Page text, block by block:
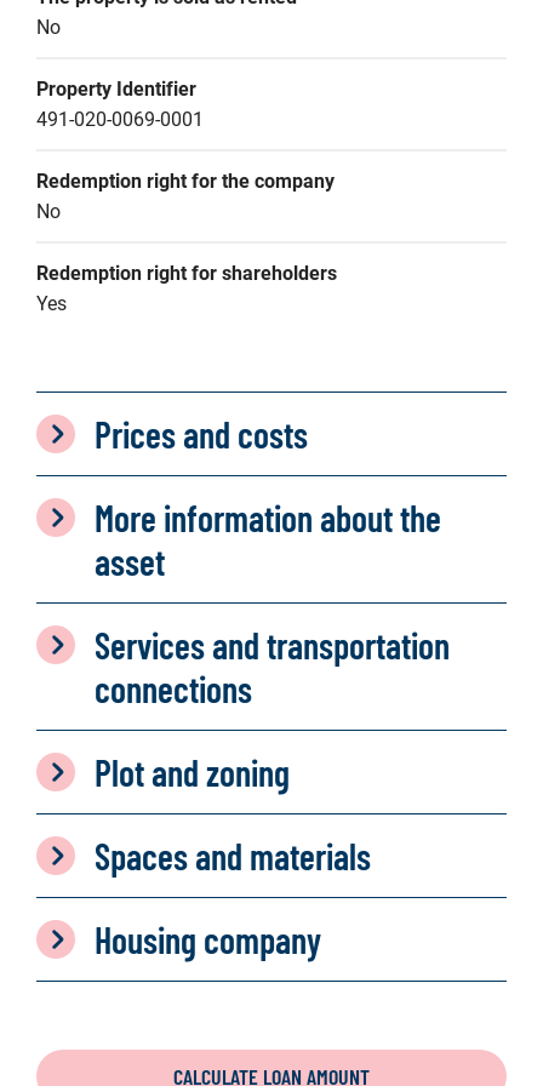
No
Property Identifier
491-020-0069-0001
Redemption right for the company
No
Redemption right for shareholders
Yes
Prices and costs
More information about the
asset
Services and transportation
connections
Plot and zoning
Spaces and materials
Housing company
CALCULATE LOAN AMOUNT